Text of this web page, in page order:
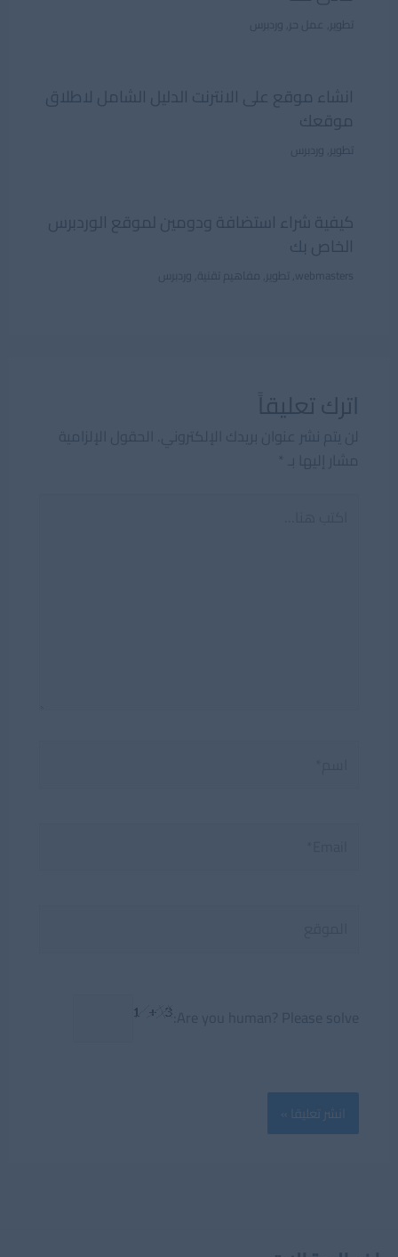
تطوير عمل حر وردبرس
انشاء موقع على الانترنت الدليل الشامل لاطلاق
موقعك
تطوير وردبرس
كيفية شراء استضافة ودومين لموقع الوردبرس
الخاص بك
webmasters تطوير مفاهيم تقنية وردبرس
اترك تعليقاً